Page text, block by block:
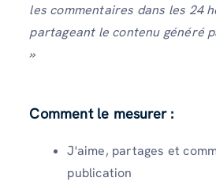
les commentaires dans les 24
partageant le contenu généré
»
Comment le mesurer :
J'aime, partages et
publication